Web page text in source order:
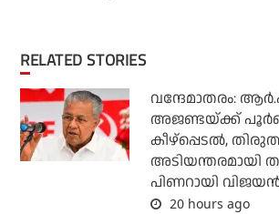
RELATED STORIES
വന്ദേമാതരം:
അജണ്ടയ്ക്ക്
കീഴ്‌പ്പെടല്‍,
അടിയന്തരമായി
പിണറായി
20 hours ago